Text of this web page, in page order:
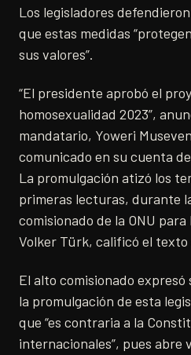
Los legisladores
que estas medidas
sus valores”.
“El presidente aprobó el
homosexualidad 2023”,
mandatario, Yoweri
comunicado en su cuenta
La promulgación atizó los
primeras lecturas, durante
comisionado de la ONU
Volker Türk, calificó el texto
El alto comisionado expresó
la promulgación de esta
que “es contraria a la
internacionales”, pues abre